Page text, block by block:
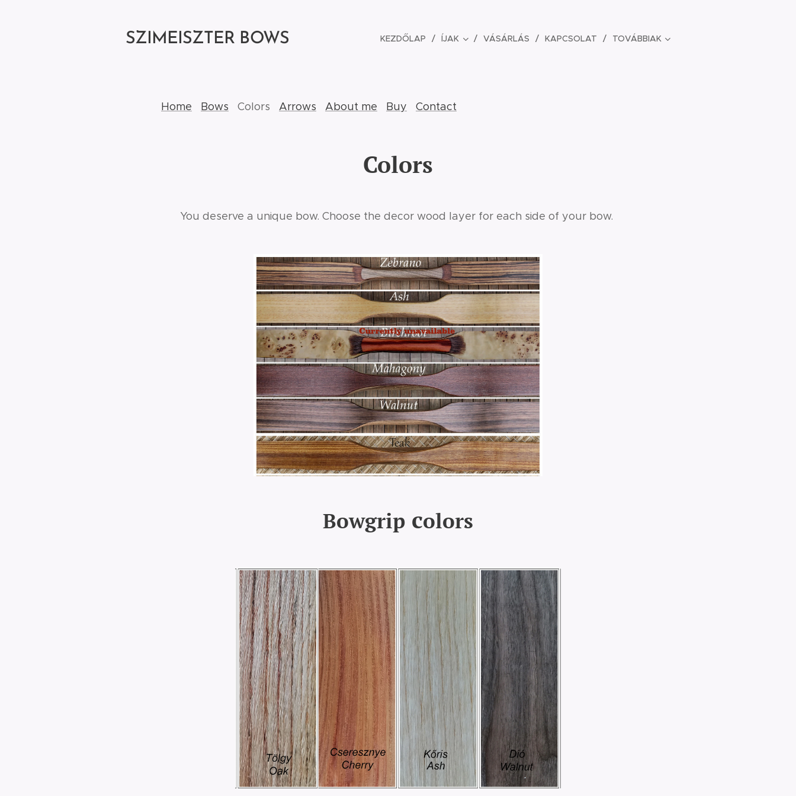
SZIMEISZTER BOWS KEZDŐLAP ÍJAK VÁSÁRLÁS KAPCSOLAT TOVÁBBIAK
Home Bows Colors Arrows About me Buy Contact
Colors
You deserve a unique bow. Choose the decor wood layer for each side of your bow.
Bowgrip colors